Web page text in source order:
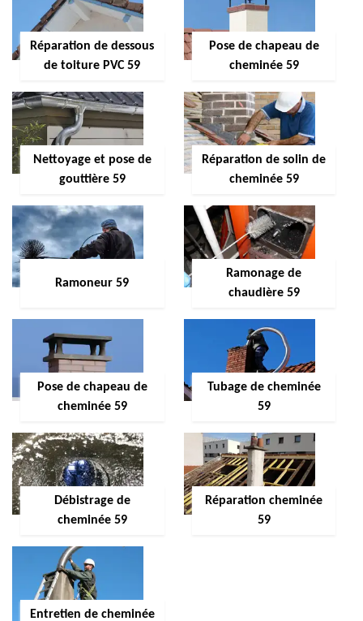
Réparation de dessous
de toiture PVC 59
Pose de chapeau de
cheminée 59
Nettoyage et pose de
gouttière 59
Réparation de solin de
cheminée 59
Ramoneur 59
Ramonage de
chaudière 59
Pose de chapeau de
cheminée 59
Tubage de cheminée
59
Débistrage de
cheminée 59
Réparation cheminée
59
Entretien de cheminée